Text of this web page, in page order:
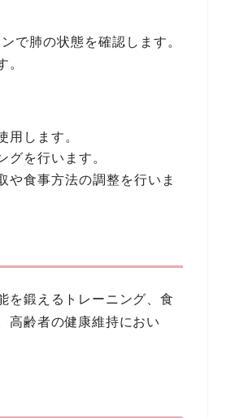
で肺の状態を確認します。
。
用します。
グを行います。
や食事方法の調整を行いま
を鍛えるトレーニング、食
高齢者の健康維持におい